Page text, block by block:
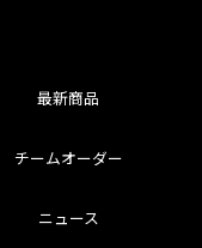
最新商品
チームオーダー
ニュース